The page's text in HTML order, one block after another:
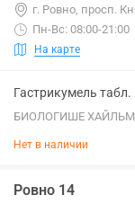
г. Ровно, просп.
Пн-Вс: 08:00-21:00
На карте
Гастрикумель
БИОЛОГИШЕ
Нет в наличии
Ровно 14